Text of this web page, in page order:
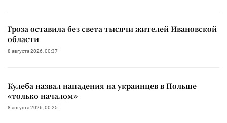
Гроза оставила без света тысячи жителей Ивановской
области
8 августа 2026, 00:37
Кулеба назвал нападения на украинцев в Польше
«только началом»
8 августа 2026, 00:25